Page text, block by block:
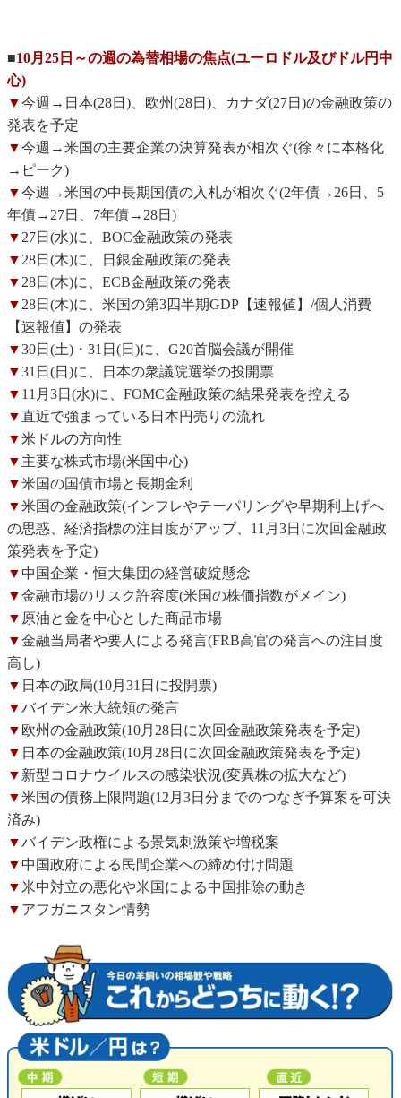
■10月25日～の週の為替相場の焦点(ユーロドル及びドル円中
心)
▼今週→日本(28日)、欧州(28日)、カナダ(27日)の金融政策の
発表を予定
▼今週→米国の主要企業の決算発表が相次ぐ(徐々に本格化
→ピーク)
▼今週→米国の中長期国債の入札が相次ぐ(2年債→26日、5
年債→27日、7年債→28日)
▼27日(水)に、BOC金融政策の発表
▼28日(木)に、日銀金融政策の発表
▼28日(木)に、ECB金融政策の発表
▼28日(木)に、米国の第3四半期GDP【速報値】/個人消費
【速報値】の発表
▼30日(土)・31日(日)に、G20首脳会議が開催
▼31日(日)に、日本の衆議院選挙の投開票
▼ 11月3日(水)に、FOMC金融政策の結果発表を控える
▼直近で強まっている日本円売りの流れ
▼米ドルの方向性
▼ 主要な株式市場(米国中心)
▼米国の国債市場と長期金利
▼米国の金融政策(インフレやテーパリングや早期利上げへ
の思惑、経済指標の注目度がアップ、11月3日に次回金融政
策発表を予定)
▼ 中国企業・恒大集団の経営破綻懸念
▼金融市場のリスク許容度(米国の株価指数がメイン)
▼ 原油と金を中心とした商品市場
▼金融当局者や要人による発言(FRB高官の発言への注目度
高し)
▼ 日本の政局(10月31日に投開票)
▼バイデン米大統領の発言
▼ 欧州の金融政策(10月28日に次回金融政策発表を予定)
▼ 日本の金融政策(10月28日に次回金融政策発表を予定)
▼ 新型コロナウイルスの感染状況(変異株の拡大など)
▼米国の債務上限問題(12月3日分までのつなぎ予算案を可決
済み)
▼バイデン政権による景気刺激策や増税案
▼ 中国政府による民間企業への締め付け問題
▼米中対立の悪化や米国による中国排除の動き
▼ アフガニスタン情勢